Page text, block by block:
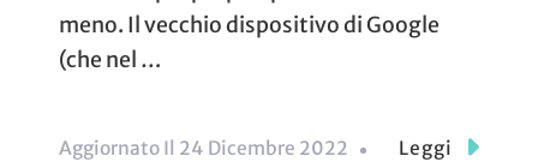
meno. Il vecchio dispositivo di Google
(che nel …
Aggiornato Il 24 Dicembre 2022 Leggi